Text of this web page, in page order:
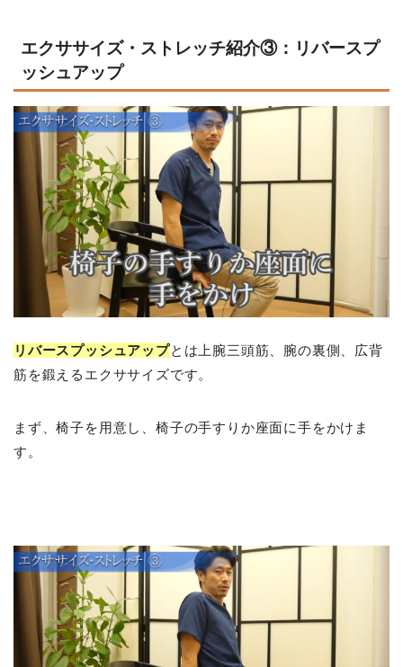
エクササイズ・ストレッチ紹介③：リバースプ
ッシュアップ
リバースプッシュアップとは上腕三頭筋、腕の裏側、広背
筋を鍛えるエクササイズです。
まず、椅子を用意し、椅子の手すりか座面に手をかけま
す。